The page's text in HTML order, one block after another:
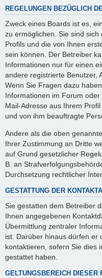
REGELUNGEN BEZÜGLICH
Zweck eines Boards ist es,
zu ermöglichen. Sie sind
Profils und die von Ihnen
sein können. Der Betreiber
Informationen nur für einen
andere registrierte Benutzer,
Wenn Sie Fragen dazu
Informationen im Forum
Mail-Adresse aus Ihrem
und von ihm beauftragte
Andere als die oben
Ihrer Zustimmung an Dritte
auf Grund gesetzlicher
B. an
Durchsetzung rechtlicher
GESTATTUNG DER
Sie gestatten dem Betreiber
Ihnen angegebenen
Übermittlung zentraler
ist. Darüber hinaus dürfen er
kontaktieren, sofern Sie dies
gestattet haben.
GELTUNGSBEREICH DIESER